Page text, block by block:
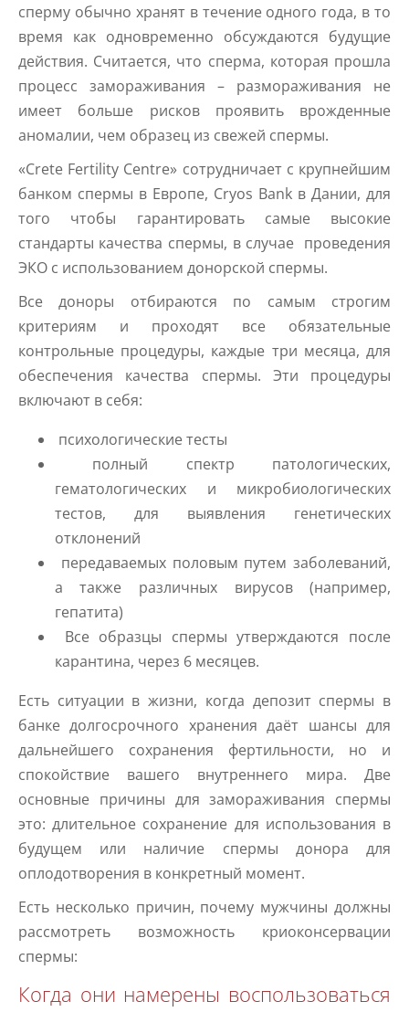
сперму обычно хранят в течение одного года, в то
время как одновременно обсуждаются будущие
действия. Считается, что сперма, которая прошла
процесс замораживания – размораживания не
имеет больше рисков проявить врожденные
аномалии, чем образец из свежей спермы.
«Crete Fertility Centre» сотрудничает с крупнейшим
банком спермы в Европе, Cryos Bank в Дании, для
того чтобы гарантировать самые высокие
стандарты качества спермы, в случае проведения
ЭКО с использованием донорской спермы.
Все доноры отбираются по самым строгим
критериям и проходят все обязательные
контрольные процедуры, каждые три месяца, для
обеспечения качества спермы. Эти процедуры
включают в себя:
психологические тесты
полный спектр патологических,
гематологических и микробиологических
тестов, для выявления генетических
отклонений
передаваемых половым путем заболеваний,
а также различных вирусов (например,
гепатита)
Все образцы спермы утверждаются после
карантина, через 6 месяцев.
Есть ситуации в жизни, когда депозит спермы в
банке долгосрочного хранения даёт шансы для
дальнейшего сохранения фертильности, но и
спокойствие вашего внутреннего мира. Две
основные причины для замораживания спермы
это: длительное сохранение для использования в
будущем или наличие спермы донора для
оплодотворения в конкретный момент.
Есть несколько причин, почему мужчины должны
рассмотреть возможность криоконсервации
спермы:
Когда они намерены воспользоваться